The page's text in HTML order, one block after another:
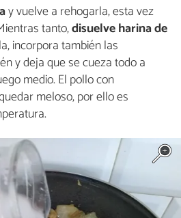
y vuelve a rehogarla, esta vez
tanto,disuelve harina de
incorpora también las
y deja que se cueza todo a
medio. El pollo con
meloso, por ello es